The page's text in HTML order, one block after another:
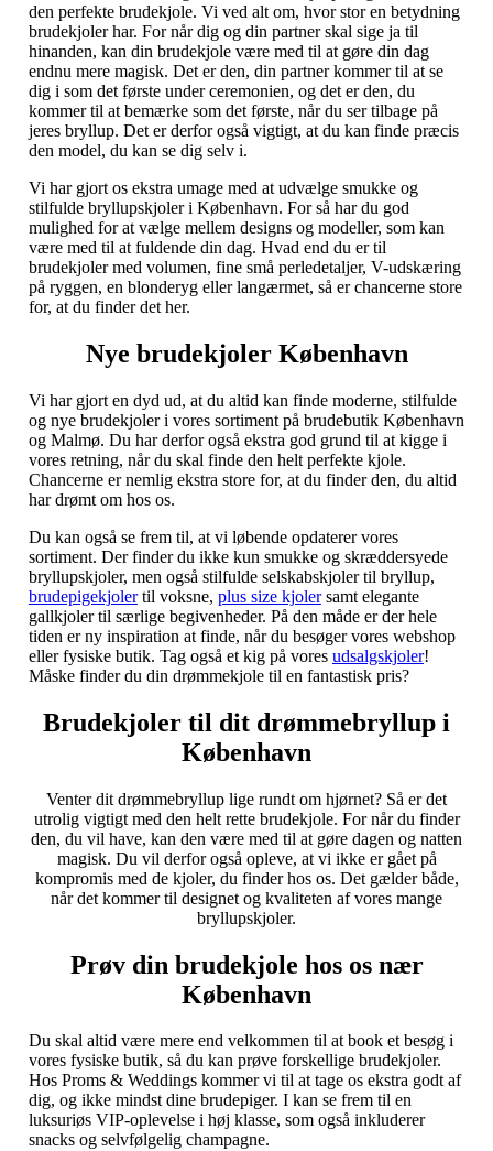
den perfekte brudekjole. Vi ved alt om, hvor stor en betydning
brudekjoler har. For når dig og din partner skal sige ja til
hinanden, kan din brudekjole være med til at gøre din dag
endnu mere magisk. Det er den, din partner kommer til at se
dig i som det første under ceremonien, og det er den, du
kommer til at bemærke som det første, når du ser tilbage på
jeres bryllup. Det er derfor også vigtigt, at du kan finde præcis
den model, du kan se dig selv i.
Vi har gjort os ekstra umage med at udvælge smukke og
stilfulde bryllupskjoler i København. For så har du god
mulighed for at vælge mellem designs og modeller, som kan
være med til at fuldende din dag. Hvad end du er til
brudekjoler med volumen, fine små perledetaljer, V-udskæring
på ryggen, en blonderyg eller langærmet, så er chancerne store
for, at du finder det her.
Nye brudekjoler København
Vi har gjort en dyd ud, at du altid kan finde moderne, stilfulde
og nye brudekjoler i vores sortiment på brudebutik København
og Malmø. Du har derfor også ekstra god grund til at kigge i
vores retning, når du skal finde den helt perfekte kjole.
Chancerne er nemlig ekstra store for, at du finder den, du altid
har drømt om hos os.
Du kan også se frem til, at vi løbende opdaterer vores
sortiment. Der finder du ikke kun smukke og skræddersyede
bryllupskjoler, men også stilfulde selskabskjoler til bryllup,
brudepigekjolertil voksne, plus size kjolersamt elegante
gallkjoler til særlige begivenheder. På den måde er der hele
tiden er ny inspiration at finde, når du besøger vores webshop
eller fysiske butik. Tag også et kig på vores udsalgskjoler!
Måske finder du din drømmekjole til en fantastisk pris?
Brudekjoler til dit drømmebryllup i
København
Venter dit drømmebryllup lige rundt om hjørnet? Så er det
utrolig vigtigt med den helt rette brudekjole. For når du finder
den, du vil have, kan den være med til at gøre dagen og natten
magisk. Du vil derfor også opleve, at vi ikke er gået på
kompromis med de kjoler, du finder hos os. Det gælder både,
når det kommer til designet og kvaliteten af vores mange
bryllupskjoler.
Prøv din brudekjole hos os nær
København
Du skal altid være mere end velkommen til at book et besøg i
vores fysiske butik, så du kan prøve forskellige brudekjoler.
Hos Proms & Weddings kommer vi til at tage os ekstra godt af
dig, og ikke mindst dine brudepiger. I kan se frem til en
luksuriøs VIP-oplevelse i høj klasse, som også inkluderer
snacks og selvfølgelig champagne.